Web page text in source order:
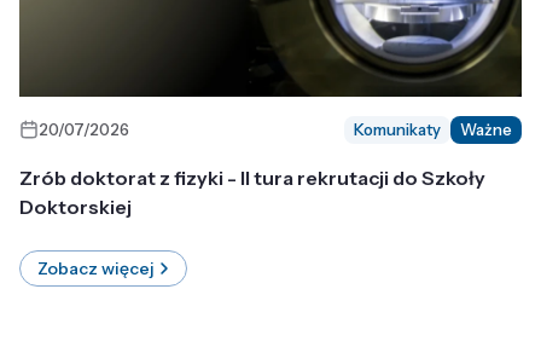
20/07/2026 Komunikaty Ważne
Zrób doktorat z fizyki - II tura rekrutacji do Szkoły
Doktorskiej
Zobacz więcej